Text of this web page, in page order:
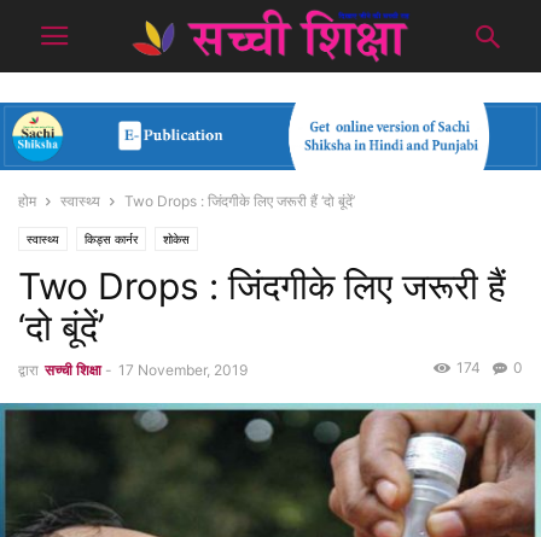
होम स्वास्थ्य Two Drops : जिंदगीके लिए जरूरी हैं ‘दो बूंदें’
स्वास्थ्य किड्स कार्नर शोकेस
Two Drops : जिंदगीके लिए जरूरी हैं
‘दो बूंदें’
द्वारा सच्ची शिक्षा - 17 November, 2019 0
174